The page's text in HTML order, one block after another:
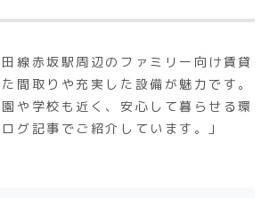
田線赤坂駅周辺のファミリー向け賃貸
間取りや充実した設備が魅力です。
や学校も近く、安心して暮らせる環
グ記事でご紹介しています。」